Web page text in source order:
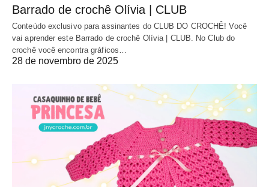
Barrado de crochê Olívia | CLUB
Conteúdo exclusivo para assinantes do CLUB DO CROCHÊ! Você
vai aprender este Barrado de crochê Olívia | CLUB. No Club do
crochê você encontra gráficos…
28 de novembro de 2025